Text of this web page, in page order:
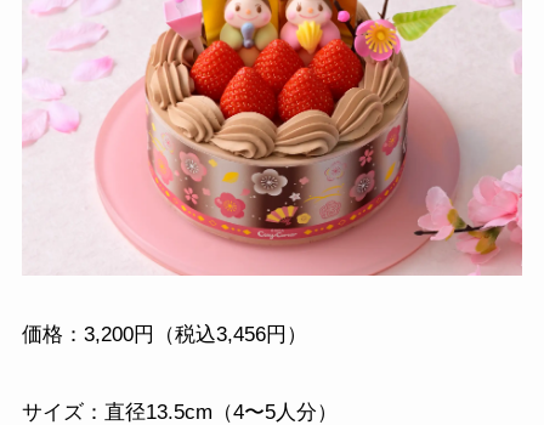
価格：3,200円（税込3,456円）
サイズ：直径13.5cm（4〜5人分）